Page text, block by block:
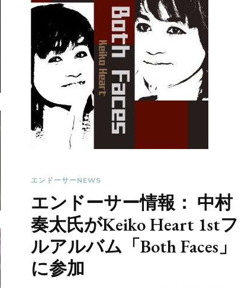
エンドーサーNEWS
エンドーサー情報： 中村
奏太氏がKeiko Heart 1stフ
ルアルバム「Both Faces」
に参加